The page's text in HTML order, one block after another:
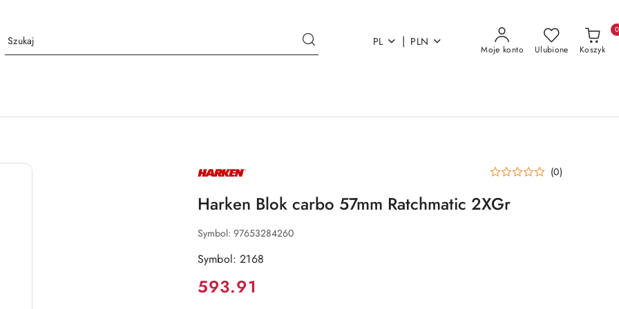
PL | PLN
Moje konto Ulubione Koszyk
0
NAZWA
PRODUCENTA: (0)
Harken Blok carbo 57mm Ratchmatic 2XGr
Symbol: 97653284260
Symbol: 2168
Cena:
593.91